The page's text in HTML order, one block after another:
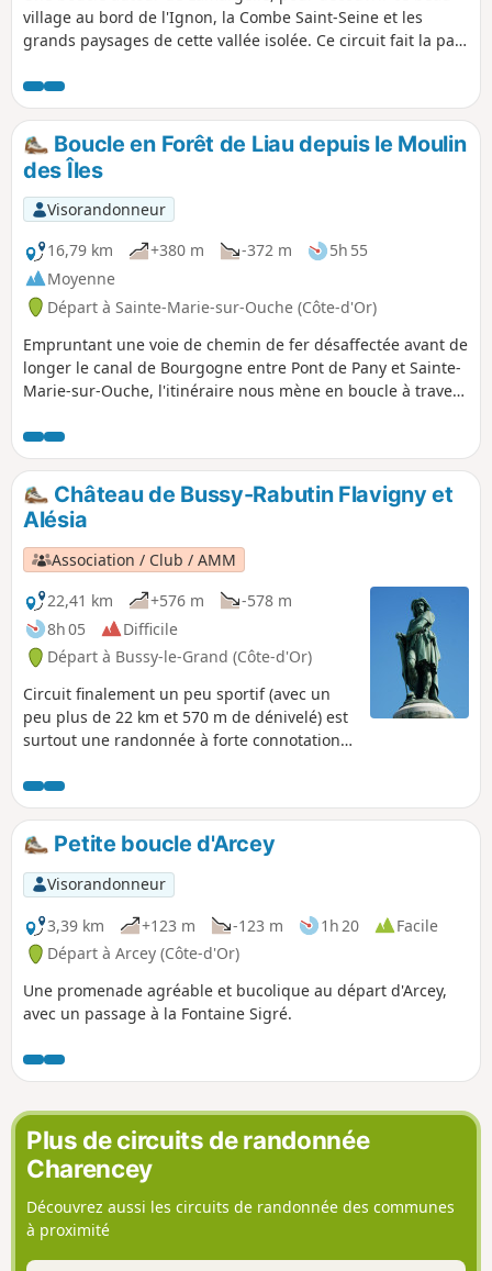
rénovations des habitats ont été faites. En forêt
d'Arcey par le Sentier Jean Sage, puis les Bois de
de Bourgogne. Retour Pont de Pany en longeant
le canal. Si vous le souhaitez un brasseur se
trouve vers le parking de la Gare.
village au bord de l'Ignon, la Combe Saint-Seine et les
grands paysages de cette vallée isolée. Ce circuit fait la part
avec ses moulins, ses lavoirs et son château. Il permet aussi
d'aller dans les combes liées à la légende dorée de Saint-
Seine, qui fonda l'abbaye du même nom, et dont les abbés
possédaient le château de Lamargelle.
Boucle en Forêt de Liau depuis le Moulin
des Îles
Visorandonneur
16,79 km
+380 m -372 m
5h 55
Moyenne
Départ à Sainte-Marie-sur-Ouche (Côte-d'Or)
Empruntant une voie de chemin de fer désaffectée avant de
longer le canal de Bourgogne entre Pont de Pany et Sainte-
Marie-sur-Ouche, l'itinéraire nous mène en boucle à travers
Château de Bussy-Rabutin Flavigny et
Alésia
Association / Club / AMM
22,41 km
+576 m
-578 m
8h 05
Difficile
Départ à Bussy-le-Grand (Côte-d'Or)
Circuit finalement un peu sportif (avec un
peu plus de 22 km et 570 m de dénivelé) est
surtout une randonnée à forte connotation
des espaces assez ouverts et en même
temps l'histoire de la région. Ainsi la
randonnée permet de découvrir le Château
de Bussy-Rabutin, le village de Flavigny-sur-
Ozerain, et le site d'Alésia et la fameuse
statue de Vercingétorix. Le circuit traverse
également quatre villages : Favigny-sur-
Ozerain mais aussi Alise-Saint-Reine,
Grésigny-Sainte-Reine et enfin Bussy-le-
Grand. Cette randonnée est recommandée
au printemps et à l'automne car l'essentiel
vent et au soleil de l'été.
Petite boucle d'Arcey
Visorandonneur
3,39 km
+123 m -123 m 1h 20
Facile
Départ à Arcey (Côte-d'Or)
Une promenade agréable et bucolique au départ d'Arcey,
avec un passage à la Fontaine Sigré.
Plus de circuits de randonnée
Charencey
Découvrez aussi les circuits de randonnée des communes
à proximité